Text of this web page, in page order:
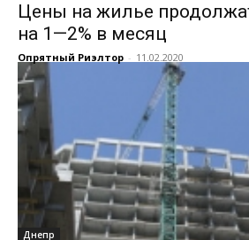
Цены на жилье
на 1—2% в месяц
Опрятный Риэлтор - 11.02.2020
Днепр